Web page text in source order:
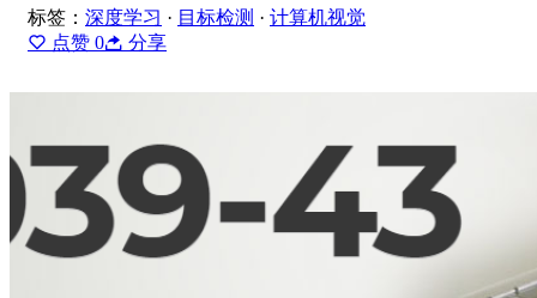
标签： 深度学习 · 目标检测 · 计算机视觉
点赞 0 分享